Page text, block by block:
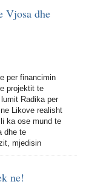
Vjosa dhe
per financimin
projektit te
Radika per
Likove realisht
ka ose mund te
dhe te
mjedisin
ne!